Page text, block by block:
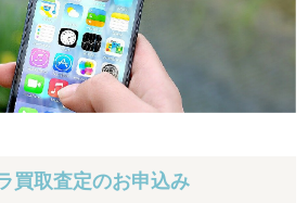
買取査定のお申込み